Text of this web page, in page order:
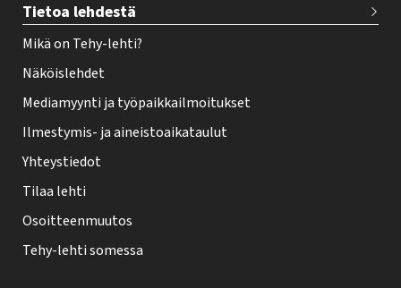
Tietoa lehdestä
Mikä on Tehy-lehti?
Näköislehdet
Mediamyynti ja työpaikkailmoitukset
Ilmestymis- ja aineistoaikataulut
Yhteystiedot
Tilaa lehti
Osoitteenmuutos
Tehy-lehti somessa